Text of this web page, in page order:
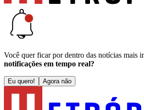
Você quer ficar por dentro das notícias mais
notificações em tempo real?
Eu quero! Agora não